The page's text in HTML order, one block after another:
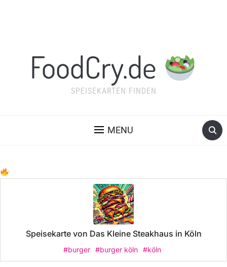
FoodCry.de
SPEISEKARTEN FINDEN
MENU
Speisekarte von Das Kleine Steakhaus in Köln
#burger #burger köln #köln